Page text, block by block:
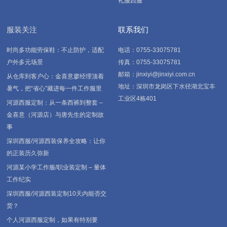
服装关注
时尚多功能劳保鞋：不止防护，适配
户外多元场景
从仓库到客户心：金喜意廖经理顶着
暑气，把“省心”藏进每一件工作服里
河源西服定制：从一条西裤到整套 –
金喜意（河源店）与唐先生的定制故
事
深圳西服/河源西装保养全攻略：让你
的正装历久弥新
河源某小学工作服/职业装定制 – 量体
工作纪实
深圳西服/河源西装定制10天内能否交
货？
个人河源西服定制，如果有特别要
联系我们
电话：0755-33075781
传真：0755-33075781
邮箱：jinxiyi@jinxiyi.com.cn
地址：深圳市龙岗区下水径湖北宝丰
工业区4栋401